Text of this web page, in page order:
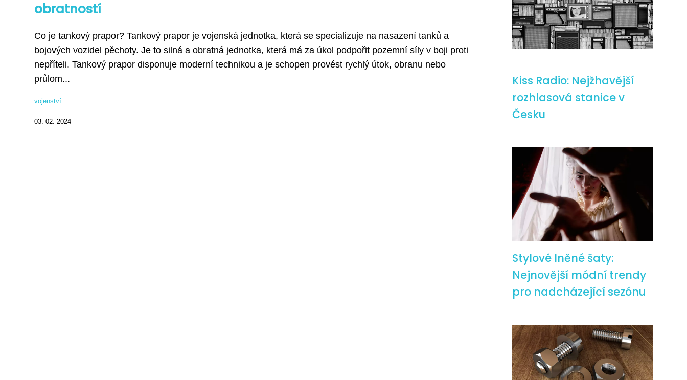
obratností
Co je tankový prapor? Tankový prapor je vojenská jednotka, která se specializuje na nasazení tanků a
bojových vozidel pěchoty. Je to silná a obratná jednotka, která má za úkol podpořit pozemní síly v boji proti
nepříteli. Tankový prapor disponuje moderní technikou a je schopen provést rychlý útok, obranu nebo
průlom...
vojenství
03. 02. 2024
Kiss Radio: Nejžhavější
rozhlasová stanice v
Česku
Stylové lněné šaty:
Nejnovější módní trendy
pro nadcházející sezónu